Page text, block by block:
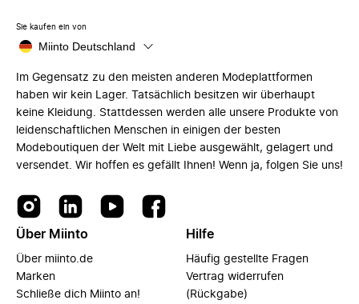
Sie kaufen ein von
Miinto Deutschland
Im Gegensatz zu den meisten anderen Modeplattformen
haben wir kein Lager. Tatsächlich besitzen wir überhaupt
keine Kleidung. Stattdessen werden alle unsere Produkte von
leidenschaftlichen Menschen in einigen der besten
Modeboutiquen der Welt mit Liebe ausgewählt, gelagert und
versendet. Wir hoffen es gefällt Ihnen! Wenn ja, folgen Sie uns!
Über Miinto
Über miinto.de
Marken
Schließe dich Miinto an!
Hilfe
Häufig gestellte Fragen
Vertrag widerrufen
(Rückgabe)